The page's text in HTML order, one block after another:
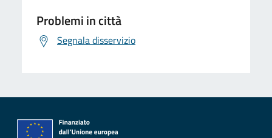
Problemi in città
Segnala disservizio